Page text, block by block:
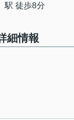
」駅 徒歩8分
細情報